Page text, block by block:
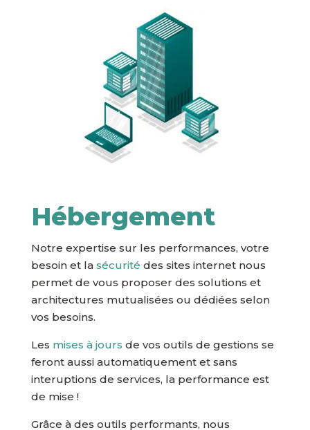
Hébergement
Notre expertise sur les performances, votre
besoin et la sécurité des sites internet nous
permet de vous proposer des solutions et
architectures mutualisées ou dédiées selon
vos besoins.
Les mises à jours de vos outils de gestions se
feront aussi automatiquement et sans
interuptions de services, la performance est
de mise !
Grâce à des outils performants, nous